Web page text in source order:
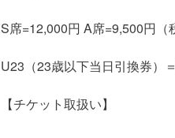
S席=12,000円 A席=9,500円（
U23（23歳以下当日引換券）
【チケット取扱い】